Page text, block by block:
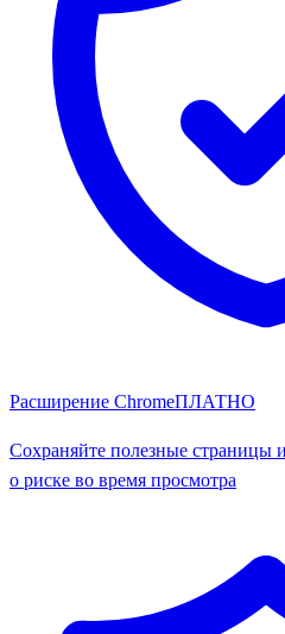
Расширение ChromeПЛАТНО
Сохраняйте полезные страницы
о риске во время просмотра